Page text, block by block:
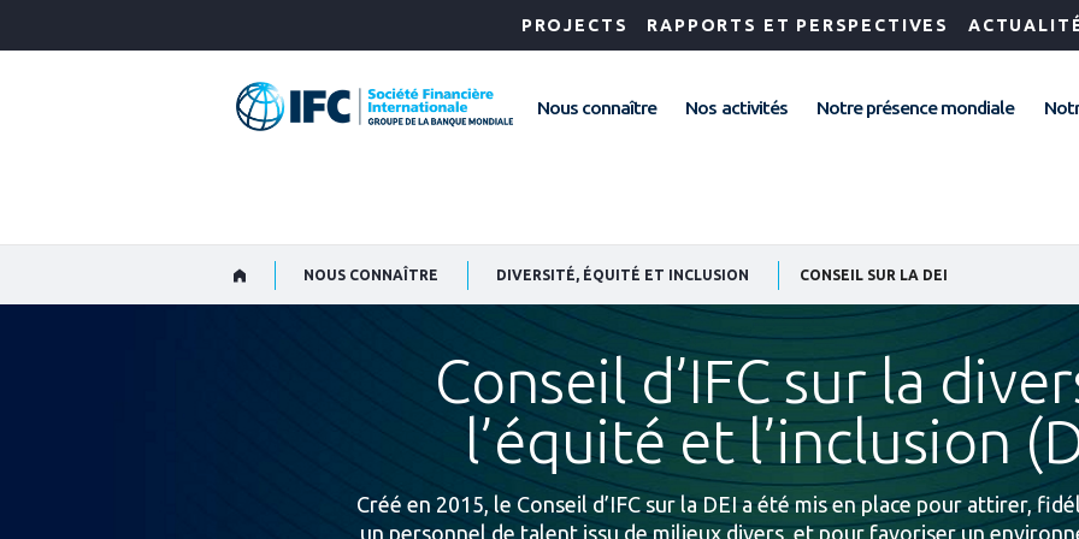
PROJECTS RAPPORTS ET PERSPECTIVES
Nous connaître Nos activités Notre présence mondiale
NOUS CONNAÎTRE DIVERSITÉ, ÉQUITÉ ET INCLUSION CONSEIL SUR LA DEI
Conseil d’IFC sur la
l’équité et l’inclusion
Créé en 2015, le Conseil d’IFC sur la DEI a été mis en place pour attirer,
un personnel de talent issu de milieux divers, et pour favoriser un